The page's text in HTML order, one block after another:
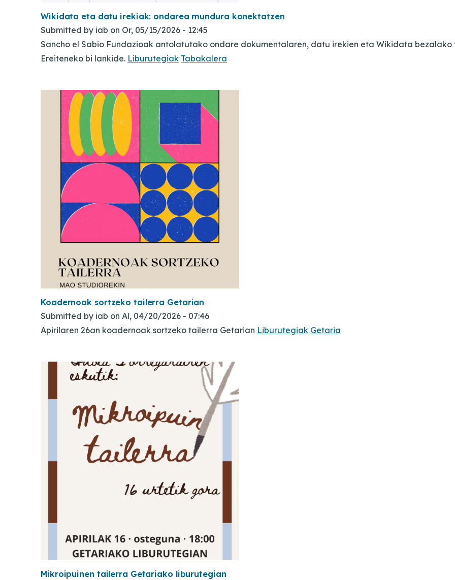
Wikidata eta datu irekiak: ondarea mundura konektatzen
Submitted by iab on Or, 05/15/2026 - 12:45
Sancho el Sabio Fundazioak antolatutako ondare dokumentalaren, datu irekien eta Wikidata bezalako
Ereiteneko bi lankide. Liburutegiak Tabakalera
Koadernoak sortzeko tailerra Getarian
Submitted by iab on Al, 04/20/2026 - 07:46
Apirilaren 26an koadernoak sortzeko tailerra Getarian Liburutegiak Getaria
Mikroipuinen tailerra Getariako liburutegian